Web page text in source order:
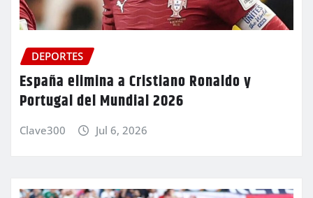
DEPORTES
España elimina a Cristiano Ronaldo y
Portugal del Mundial 2026
Clave300 Jul 6, 2026